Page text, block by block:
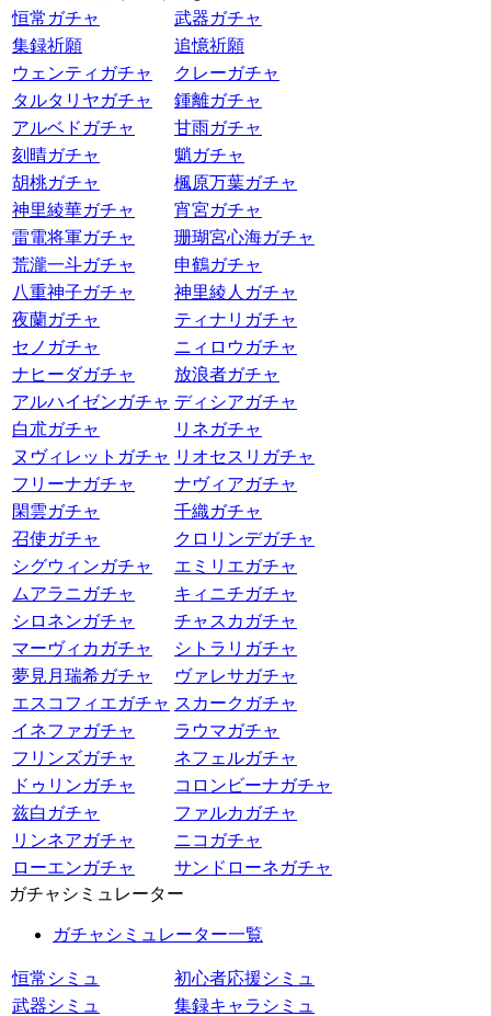
恒常ガチャ
武器ガチャ
集録祈願
追憶祈願
ウェンティガチャ
クレーガチャ
タルタリヤガチャ
鍾離ガチャ
アルベドガチャ
甘雨ガチャ
刻晴ガチャ
魈ガチャ
胡桃ガチャ
楓原万葉ガチャ
神里綾華ガチャ
宵宮ガチャ
雷電将軍ガチャ
珊瑚宮心海ガチャ
荒瀧一斗ガチャ
申鶴ガチャ
八重神子ガチャ
神里綾人ガチャ
夜蘭ガチャ
ティナリガチャ
セノガチャ
ニィロウガチャ
ナヒーダガチャ
放浪者ガチャ
アルハイゼンガチャ ディシアガチャ
白朮ガチャ
リネガチャ
ヌヴィレットガチャ リオセスリガチャ
フリーナガチャ
ナヴィアガチャ
閑雲ガチャ
千織ガチャ
召使ガチャ
クロリンデガチャ
シグウィンガチャ
エミリエガチャ
ムアラニガチャ
キィニチガチャ
シロネンガチャ
チャスカガチャ
マーヴィカガチャ
シトラリガチャ
夢見月瑞希ガチャ
ヴァレサガチャ
エスコフィエガチャ スカークガチャ
イネファガチャ
ラウマガチャ
フリンズガチャ
ネフェルガチャ
ドゥリンガチャ
コロンビーナガチャ
兹白ガチャ
ファルカガチャ
リンネアガチャ
ニコガチャ
ローエンガチャ
サンドローネガチャ
ガチャシミュレーター
ガチャシミュレーター一覧
恒常シミュ
初心者応援シミュ
武器シミュ
集録キャラシミュ